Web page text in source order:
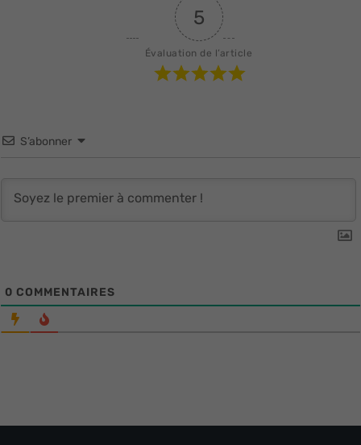
5
Évaluation de l’article
S’abonner
0 COMMENTAIRES